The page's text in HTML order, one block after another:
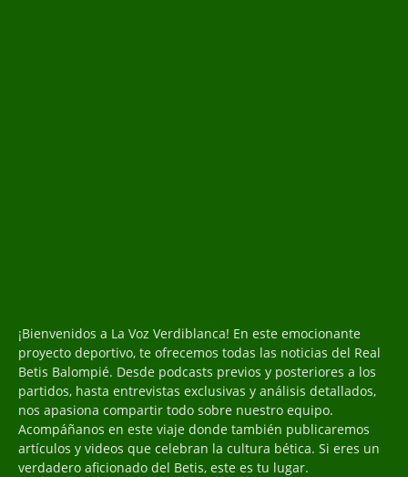
¡Bienvenidos a La Voz Verdiblanca! En este emocionante
proyecto deportivo, te ofrecemos todas las noticias del Real
Betis Balompié. Desde podcasts previos y posteriores a los
partidos, hasta entrevistas exclusivas y análisis detallados,
nos apasiona compartir todo sobre nuestro equipo.
Acompáñanos en este viaje donde también publicaremos
artículos y videos que celebran la cultura bética. Si eres un
verdadero aficionado del Betis, este es tu lugar.